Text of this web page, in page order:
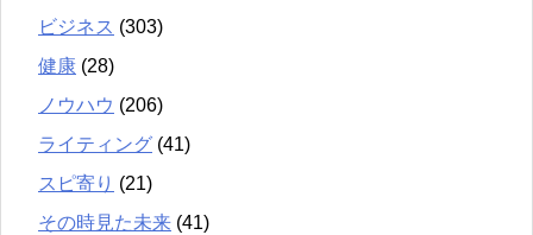
ビジネス (303)
健康 (28)
ノウハウ (206)
ライティング (41)
スピ寄り (21)
その時見た未来 (41)